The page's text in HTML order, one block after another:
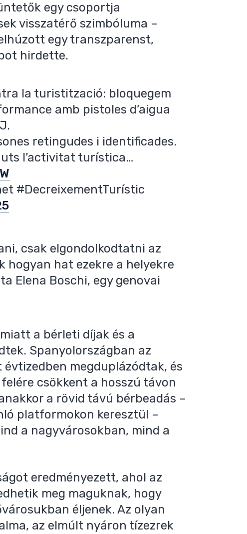
egy csoportja
visszatérő szimbóluma –
egy transzparenst,
hirdette.
la turistització: bloquegem
amb pistoles d’aigua
retingudes i identificades.
l’activitat turística…
#DecreixementTurístic
csak elgondolkodtatni az
hogyan hat ezekre a helyekre
Elena Boschi, egy genovai
a bérleti díjak és a
Spanyolországban az
megduplázódtak, és
csökkent a hosszú távon
a rövid távú bérbeadás –
platformokon keresztül –
a nagyvárosokban, mind a
eredményezett, ahol az
meg maguknak, hogy
éljenek. Az olyan
az elmúlt nyáron tízezrek